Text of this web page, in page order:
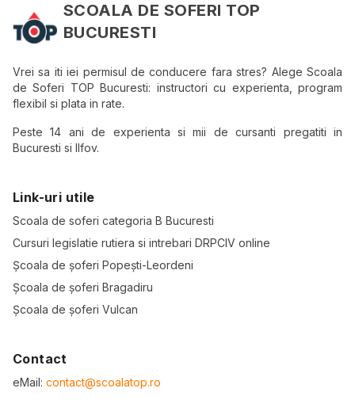
SCOALA DE SOFERI TOP
BUCURESTI
Vrei sa iti iei permisul de conducere fara stres? Alege Scoala
de Soferi TOP Bucuresti: instructori cu experienta, program
flexibil si plata in rate.
Peste 14 ani de experienta si mii de cursanti pregatiti in
Bucuresti si Ilfov.
Link-uri utile
Scoala de soferi categoria B Bucuresti
Cursuri legislatie rutiera si intrebari DRPCIV online
Școala de șoferi Popești-Leordeni
Școala de șoferi Bragadiru
Școala de șoferi Vulcan
Contact
eMail: contact@scoalatop.ro